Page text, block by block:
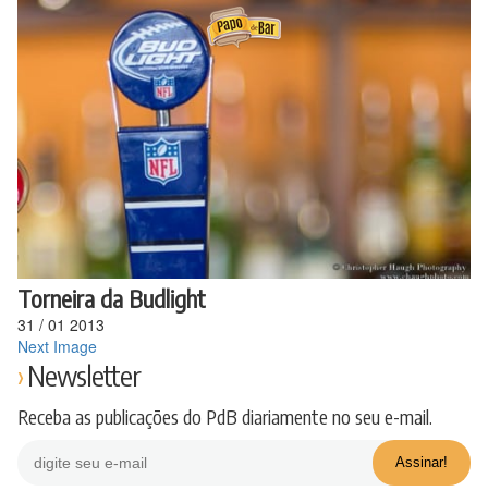
para
Torneira da Budlight
31 / 01 2013
Next Image
Newsletter
Receba as publicações do PdB diariamente no seu e-mail.